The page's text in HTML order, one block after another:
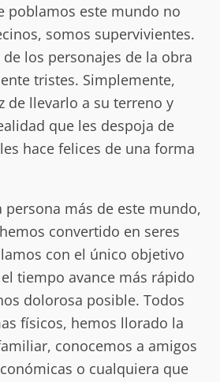
poblamos este mundo no
somos supervivientes.
los personajes de la obra
tristes. Simplemente,
de llevarlo a su terreno y
que les despoja de
hace felices de una forma
persona más de este mundo,
convertido en seres
con el único objetivo
tiempo avance más rápido
dolorosa posible. Todos
físicos, hemos llorado la
conocemos a amigos
o cualquiera que